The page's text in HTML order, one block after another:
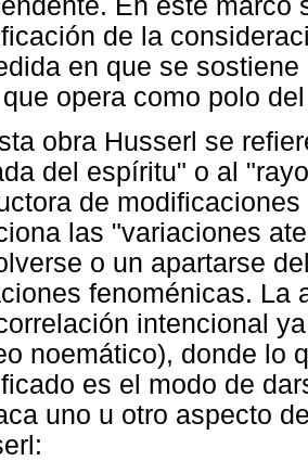
de la
en que se
opera como polo
obra Husserl se
del espíritu" o al
de
las "variaciones
o un apartarse
fenoménicas. La
intencional
noemático), donde lo
es el modo de
uno u otro aspecto